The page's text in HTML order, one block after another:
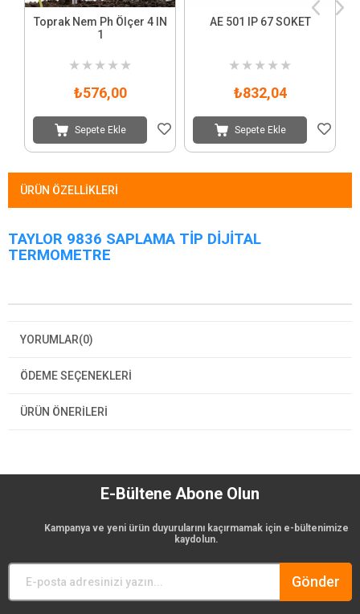
Toprak Nem Ph Ölçer 4 IN
1
★ ★ ★ ★ ★
₺576,00
Sepete Ekle
AE 501 IP 67 SOKET
★ ★ ★ ★ ★
₺832,04
Sepete Ekle
ÜRÜN ÖZELLIKLERI
TAYLOR 9836 SAPLAMA TİP DİJİTAL
TERMOMETRE
YORUMLAR(0)
ÖDEME SEÇENEKLERI
ÜRÜN ÖNERILERI
E-Bültene Abone Olun
Kampanya ve yeni ürün duyurularını kaçırmamak için e-bültenimize
kaydolun.
Gönder